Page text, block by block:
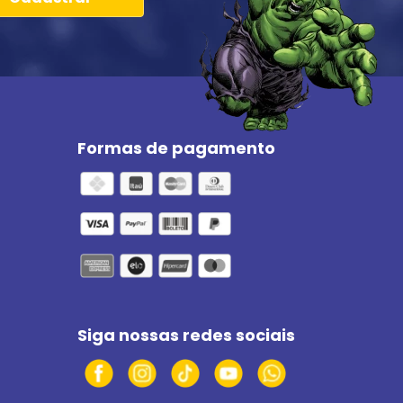
Formas de pagamento
Siga nossas redes sociais